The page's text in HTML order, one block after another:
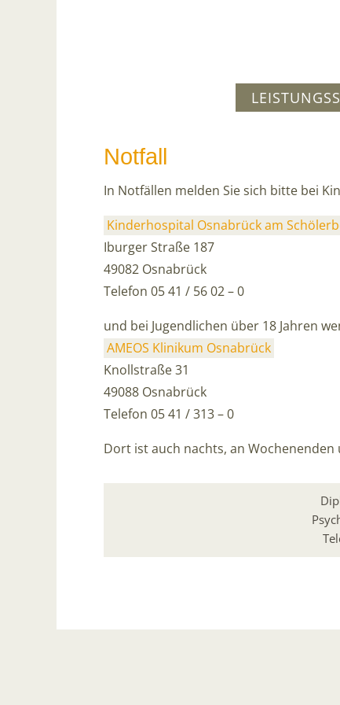
Notfall
In Notfällen melden Sie sich bitte bei
Kinderhospital Osnabrück am
Iburger Straße 187
49082 Osnabrück
Telefon 05 41 / 56 02 – 0
und bei Jugendlichen über 18 Jahren
AMEOS Klinikum Osnabrück
Knollstraße 31
49088 Osnabrück
Telefon 05 41 / 313 – 0
Dort ist auch nachts, an